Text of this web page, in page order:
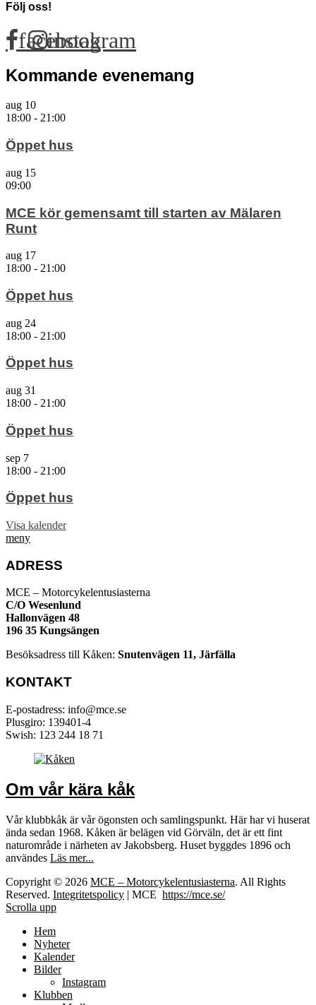
Följ oss!
facebook
instagram
Kommande evenemang
aug 10
18:00 - 21:00
Öppet hus
aug 15
09:00
MCE kör gemensamt till starten av Mälaren
Runt
aug 17
18:00 - 21:00
Öppet hus
aug 24
18:00 - 21:00
Öppet hus
aug 31
18:00 - 21:00
Öppet hus
sep 7
18:00 - 21:00
Öppet hus
Visa kalender
meny
ADRESS
MCE – Motorcykelentusiasterna
C/O Wesenlund
Hallonvägen 48
196 35 Kungsängen
Besöksadress till Kåken: Snutenvägen 11, Järfälla
KONTAKT
E-postadress: info@mce.se
Plusgiro: 139401-4
Swish: 123 244 18 71
Om vår kära kåk
Vår klubbkåk är vår ögonsten och samlingspunkt. Här har vi huserat
ända sedan 1968. Kåken är belägen vid Görväln, det är ett fint
naturområde i närheten av Jakobsberg. Huset byggdes 1896 och
användes Läs mer...
Copyright © 2026 MCE – Motorcykelentusiasterna. All Rights
Reserved. Integritetspolicy | MCE https://mce.se/
Scrolla upp
Hem
Nyheter
Kalender
Bilder
Instagram
Klubben